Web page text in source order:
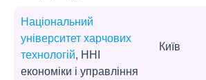
Національний
університет харчових
технологій, ННІ
економіки і управління
Київ